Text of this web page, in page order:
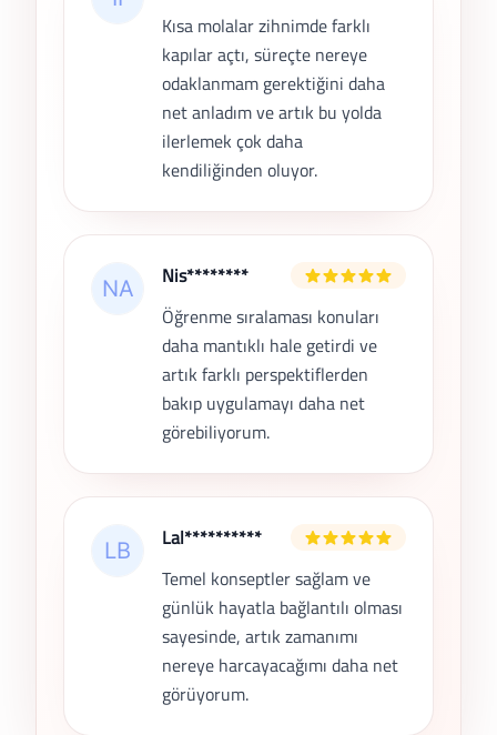
Kısa molalar zihnimde farklı
kapılar açtı, süreçte nereye
odaklanmam gerektiğini daha
net anladım ve artık bu yolda
ilerlemek çok daha
kendiliğinden oluyor.
Nis********
Öğrenme sıralaması konuları
daha mantıklı hale getirdi ve
artık farklı perspektiflerden
bakıp uygulamayı daha net
görebiliyorum.
Lal**********
Temel konseptler sağlam ve
günlük hayatla bağlantılı olması
sayesinde, artık zamanımı
nereye harcayacağımı daha net
görüyorum.